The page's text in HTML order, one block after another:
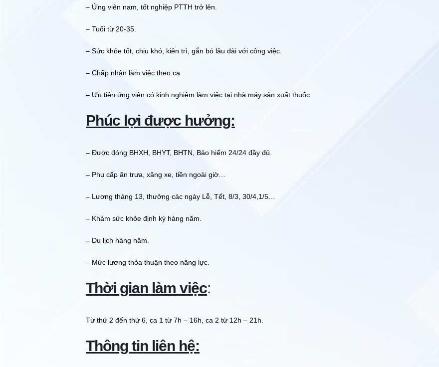
– Ứng viên nam, tốt nghiệp PTTH trở lên.
– Tuổi từ 20-35.
– Sức khỏe tốt, chịu khó, kiên trì, gắn bó lâu dài với công việc.
– Chấp nhận làm việc theo ca
– Ưu tiên ứng viên có kinh nghiệm làm việc tại nhà máy sản xuất thuốc.
Phúc lợi được hưởng:
– Được đóng BHXH, BHYT, BHTN, Bảo hiểm 24/24 đầy đủ.
– Phụ cấp ăn trưa, xăng xe, tiền ngoài giờ…
– Lương tháng 13, thưởng các ngày Lễ, Tết, 8/3, 30/4,1/5…
– Khám sức khỏe định kỳ hàng năm.
– Du lịch hàng năm.
– Mức lương thỏa thuận theo năng lực.
Thời gian làm việc:
Từ thứ 2 đến thứ 6, ca 1 từ 7h – 16h, ca 2 từ 12h – 21h.
Thông tin liên hệ: